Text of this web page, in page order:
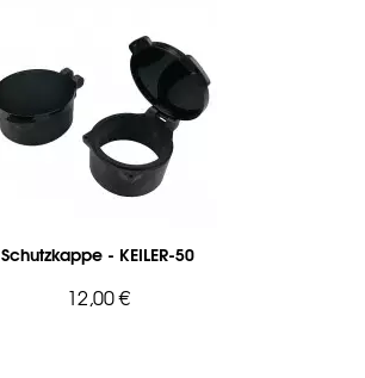
Schutzkappe - KEILER-50
12,00 €